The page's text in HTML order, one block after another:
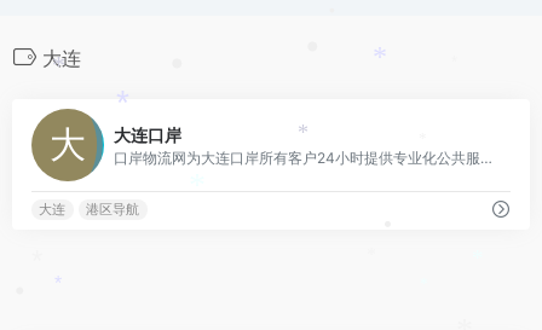
大连
大连口岸
口岸物流网为大连口岸所有客户24小时提供专业化公共服务，包括物流业务操作、口岸资讯动态、公共信息查询等，会员可享受更多个性化服务 。
大连 港区导航
*
*
*
* *
*